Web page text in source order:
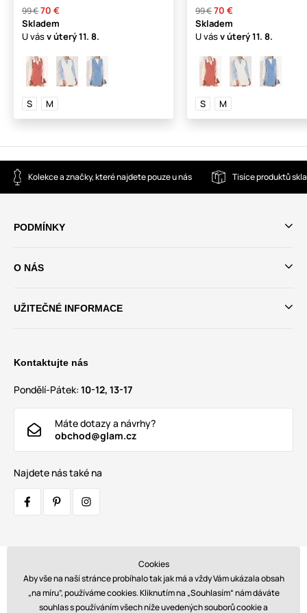
99 €70 €
Skladem
U vásv úterý11. 8.
S M
99 €70 €
Skladem
U vásv úterý11. 8.
S M
Kolekce a značky, které najdete pouze u nás Tisíce produktů
PODMÍNKY
O NÁS
UŽITEČNÉ INFORMACE
Kontaktujte nás
Pondělí-Pátek: 10-12, 13-17
Máte dotazy a návrhy?
obchod@glam.cz
Najdete nás také na
Cookies
Aby vše na naší stránce probíhalo tak jak má a vždy Vám ukázala obsah
„na míru”, používáme cookies. Kliknutím na „Souhlasím“ nám dáváte
souhlas s používáním všech níže uvedených souborů cookie a